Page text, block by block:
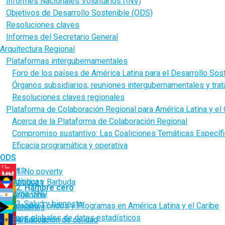
Objetivos de Desarrollo Sostenible (ODS)
Resoluciones claves
Informes del Secretario General
Arquitectura Regional
Plataformas intergubernamentales
Foro de los países de América Latina para el Desarrollo
Órganos subsidiarios, reuniones intergubernamentales y
Resoluciones claves regionales
Plataforma de Colaboración Regional para América Latina y el
Acerca de la Plataforma de Colaboración Regional
Compromiso sustantivo: Las Coaliciones Temáticas
Eficacia programática y operativa
ODS
1. No poverty
2. Hambre cero
3. Salud y bienestar
4. Educación de calidad
Países
Antigua y Barbuda
Argentina
Bahamas
Barbados
Estadísticas
Sistema ONU
Agencias, Fondos y Programas en América Latina y el Caribe
Bases globales de datos estadísticos